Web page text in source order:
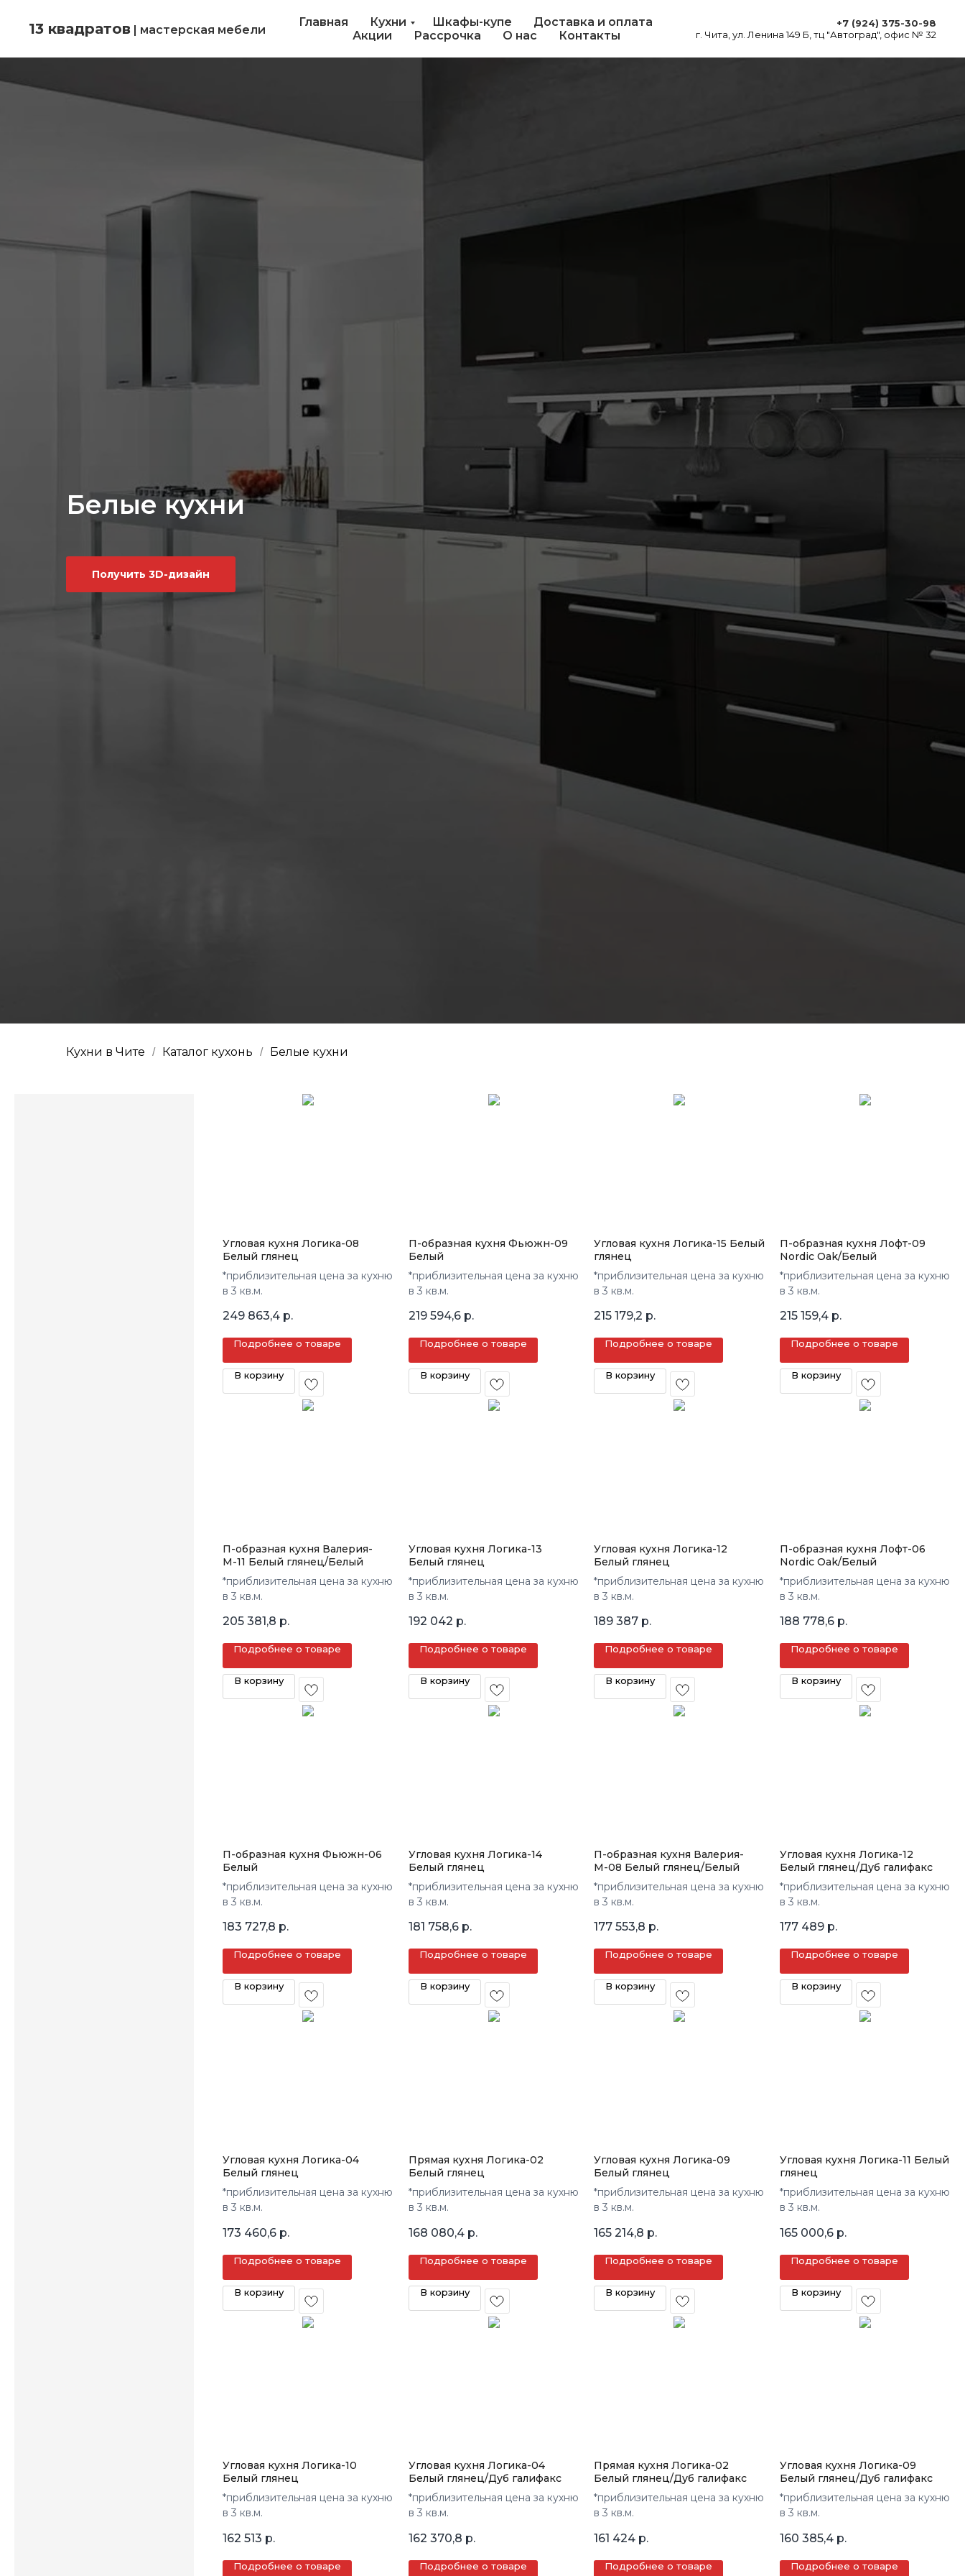
13 квадратов | мастерская мебели
Главная Кухни Шкафы-купе
Доставка и оплата
Акции
Рассрочка О нас Контакты
+7 (924) 375-30-98
г. Чита, ул. Ленина 149 Б, тц "Автоград", офис № 32
Белые кухни
Получить 3D-дизайн
Кухни в Чите / Каталог кухонь / Белые​ кухни
Угловая кухня Логика-08
Белый глянец
*приблизительная цена за кухню
в 3 кв.м.
249 863,4 р.
Подробнее о товаре
В корзину
П-образная кухня Фьюжн-09
Белый
*приблизительная цена за кухню
в 3 кв.м.
219 594,6 р.
Подробнее о товаре
В корзину
Угловая кухня Логика-15 Белый
глянец
*приблизительная цена за кухню
в 3 кв.м.
215 179,2 р.
Подробнее о товаре
В корзину
П-образная кухня Лофт-09
Nordic Oak/Белый
*приблизительная цена за кухню
в 3 кв.м.
215 159,4 р.
Подробнее о товаре
В корзину
П-образная кухня Валерия-
М-11 Белый глянец/Белый
*приблизительная цена за кухню
в 3 кв.м.
205 381,8 р.
Подробнее о товаре
В корзину
Угловая кухня Логика-13
Белый глянец
*приблизительная цена за кухню
в 3 кв.м.
192 042 р.
Подробнее о товаре
В корзину
Угловая кухня Логика-12
Белый глянец
*приблизительная цена за кухню
в 3 кв.м.
189 387 р.
Подробнее о товаре
В корзину
П-образная кухня Лофт-06
Nordic Oak/Белый
*приблизительная цена за кухню
в 3 кв.м.
188 778,6 р.
Подробнее о товаре
В корзину
П-образная кухня Фьюжн-06
Белый
*приблизительная цена за кухню
в 3 кв.м.
183 727,8 р.
Подробнее о товаре
В корзину
Угловая кухня Логика-14
Белый глянец
*приблизительная цена за кухню
в 3 кв.м.
181 758,6 р.
Подробнее о товаре
В корзину
П-образная кухня Валерия-
М-08 Белый глянец/Белый
*приблизительная цена за кухню
в 3 кв.м.
177 553,8 р.
Подробнее о товаре
В корзину
Угловая кухня Логика-12
Белый глянец/Дуб галифакс
*приблизительная цена за кухню
в 3 кв.м.
177 489 р.
Подробнее о товаре
В корзину
Угловая кухня Логика-04
Белый глянец
*приблизительная цена за кухню
в 3 кв.м.
173 460,6 р.
Подробнее о товаре
В корзину
Прямая кухня Логика-02
Белый глянец
*приблизительная цена за кухню
в 3 кв.м.
168 080,4 р.
Подробнее о товаре
В корзину
Угловая кухня Логика-09
Белый глянец
*приблизительная цена за кухню
в 3 кв.м.
165 214,8 р.
Подробнее о товаре
В корзину
Угловая кухня Логика-11 Белый
глянец
*приблизительная цена за кухню
в 3 кв.м.
165 000,6 р.
Подробнее о товаре
В корзину
Угловая кухня Логика-10
Белый глянец
*приблизительная цена за кухню
в 3 кв.м.
162 513 р.
Подробнее о товаре
Угловая кухня Логика-04
Белый глянец/Дуб галифакс
*приблизительная цена за кухню
в 3 кв.м.
162 370,8 р.
Подробнее о товаре
Прямая кухня Логика-02
Белый глянец/Дуб галифакс
*приблизительная цена за кухню
в 3 кв.м.
161 424 р.
Подробнее о товаре
Угловая кухня Логика-09
Белый глянец/Дуб галифакс
*приблизительная цена за кухню
в 3 кв.м.
160 385,4 р.
Подробнее о товаре